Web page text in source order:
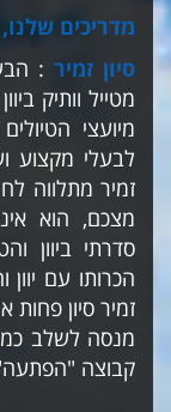
מדריכים
סיון זמיר :
מיועצי
לבעלי מקצוע
זמיר מתלווה
מצכם, הוא
סדרתי ביוון
הכרותו עם
זמיר סיון פחות
מנסה לשלב
קבוצה "הפתעה"